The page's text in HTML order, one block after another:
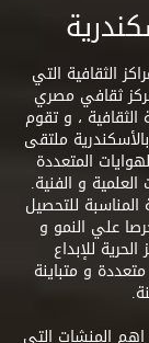
الثقافية التي
ثقافي مصري
، و تقوم
ملتقى
المتعددة
و الفنية.
المناسبة للتحصيل
علي النمو و
للإبداع
و متباينة